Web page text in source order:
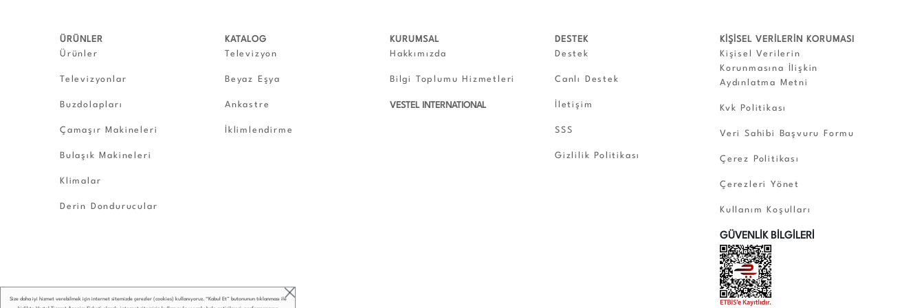
Size daha iyi hizmet verebilmek için internet sitemizde çerezler (cookies) kullanıyoruz. “Kabul Et” butonunun tıklanması ile
ÜRÜNLER
Ürünler
Televizyonlar
Buzdolapları
Çamaşır Makineleri
Bulaşık Makineleri
Klimalar
Derin Dondurucular
KATALOG
Televizyon
Beyaz Eşya
Ankastre
İklimlendirme
KURUMSAL
Hakkımızda
Bilgi Toplumu Hizmetleri
VESTEL INTERNATIONAL
DESTEK
Destek
Canlı Destek
İletişim
SSS
Gizlilik Politikası
KİŞİSEL VERİLERİN KORUMASI
Kişisel Verilerin
Korunmasına İlişkin
Aydınlatma Metni
Kvk Politikası
Veri Sahibi Başvuru Formu
Çerez Politikası
Çerezleri Yönet
Kullanım Koşulları
GÜVENLİK BİLGİLERİ